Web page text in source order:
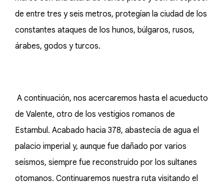
de entre tres y seis metros, protegían la ciudad de los
constantes ataques de los hunos, búlgaros, rusos,
árabes, godos y turcos.
A continuación, nos acercaremos hasta el acueducto
de Valente, otro de los vestigios romanos de
Estambul. Acabado hacia 378, abastecía de agua el
palacio imperial y, aunque fue dañado por varios
seísmos, siempre fue reconstruido por los sultanes
otomanos. Continuaremos nuestra ruta visitando el